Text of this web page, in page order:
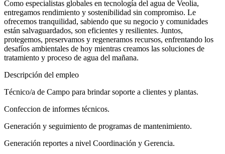
Como especialistas globales en tecnología del agua de Veolia,
entregamos rendimiento y sostenibilidad sin compromiso. Le
ofrecemos tranquilidad, sabiendo que su negocio y comunidades
están salvaguardados, son eficientes y resilientes. Juntos,
protegemos, preservamos y regeneramos recursos, enfrentando los
desafíos ambientales de hoy mientras creamos las soluciones de
tratamiento y proceso de agua del mañana.
Descripción del empleo
Técnico/a de Campo para brindar soporte a clientes y plantas.
Confeccion de informes técnicos.
Generación y seguimiento de programas de mantenimiento.
Generación reportes a nivel Coordinación y Gerencia.